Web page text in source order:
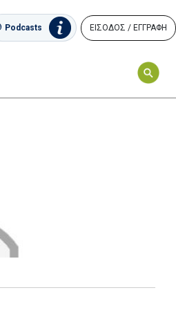
Podcasts ΕΙΣΟΔΟΣ / ΕΓΓΡΑΦΗ